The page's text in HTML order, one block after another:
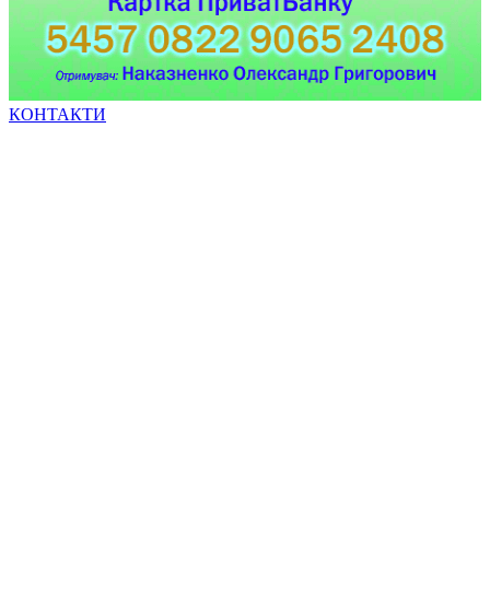
КОНТАКТИ